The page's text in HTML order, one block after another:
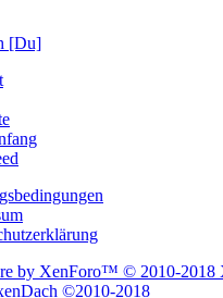
[Du]
by XenForo™ © 2010-2018
©2010-2018